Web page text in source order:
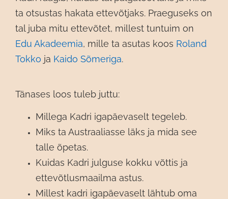
ta otsustas hakata ettevõtjaks. Praeguseks on
tal juba mitu ettevõtet, millest tuntuim on
Edu Akadeemia, mille ta asutas koos Roland
Tokko ja Kaido Sõmeriga.
Tänases loos tuleb juttu:
Millega Kadri igapäevaselt tegeleb.
Miks ta Austraaliasse läks ja mida see
talle õpetas.
Kuidas Kadri julguse kokku võttis ja
ettevõtlusmaailma astus.
Millest kadri igapäevaselt lähtub oma